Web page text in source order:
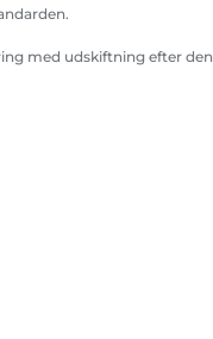
med udskiftning efter